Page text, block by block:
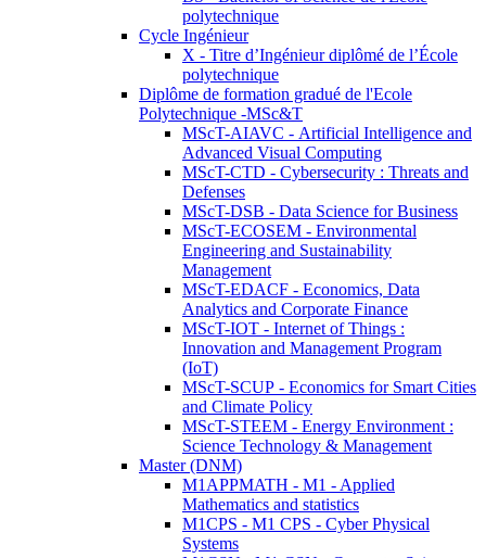
polytechnique
Cycle Ingénieur
X - Titre d’Ingénieur diplômé de l’École
polytechnique
Diplôme de formation gradué de l'Ecole
Polytechnique -MSc&T
MScT-AIAVC - Artificial Intelligence and
Advanced Visual Computing
MScT-CTD - Cybersecurity : Threats and
Defenses
MScT-DSB - Data Science for Business
MScT-ECOSEM - Environmental
Engineering and Sustainability
Management
MScT-EDACF - Economics, Data
Analytics and Corporate Finance
MScT-IOT - Internet of Things :
Innovation and Management Program
(IoT)
MScT-SCUP - Economics for Smart Cities
and Climate Policy
MScT-STEEM - Energy Environment :
Science Technology & Management
Master (DNM)
M1APPMATH - M1 - Applied
Mathematics and statistics
M1CPS - M1 CPS - Cyber Physical
Systems